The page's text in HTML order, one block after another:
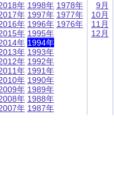
年
年
年
年
年
年
年
年
年
年
年
年
1998年
1997年
1996年
1995年
1994年
1993年
1992年
1991年
1990年
1989年
1988年
1987年
1978年
1977年
1976年
9月
10月
11月
12月